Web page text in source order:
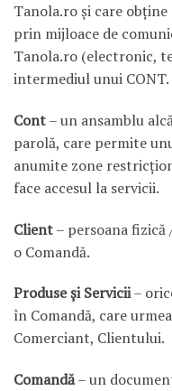
Tanola.ro și care
prin mijloace de
Tanola.ro (electronic,
intermediul unui CONT.
Cont– un ansamblu
parolă, care permite
anumite zone
face accesul la servicii.
Client– persoana fizică
o Comandă.
Produse şi Servicii–
în Comandă, care
Comerciant, Clientului.
Comandă– un